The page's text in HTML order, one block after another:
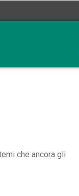
che ancora gli